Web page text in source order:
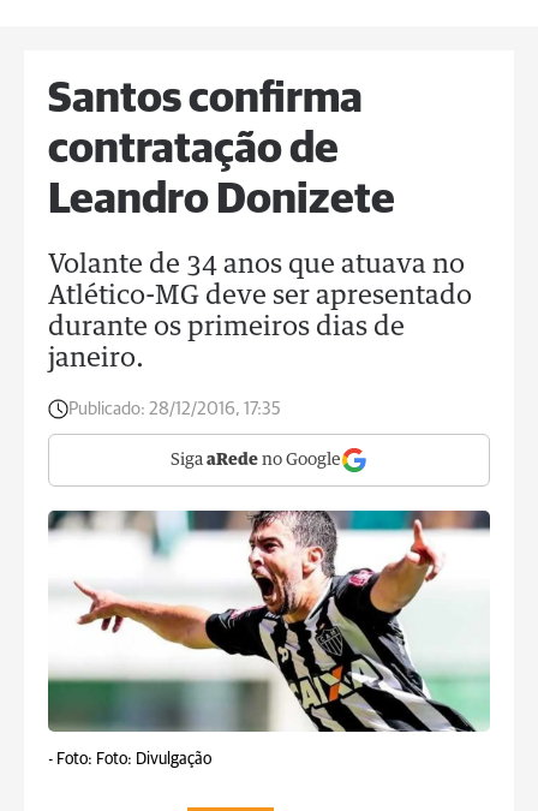
Santos confirma
contratação de
Leandro Donizete
Volante de 34 anos que atuava no
Atlético-MG deve ser apresentado
durante os primeiros dias de
janeiro.
Publicado: 28/12/2016, 17:35
Siga aRede no Google
- Foto: Foto: Divulgação